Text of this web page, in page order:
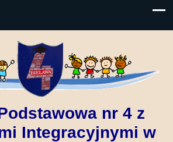
nr 4 z
Integracyjnymi w